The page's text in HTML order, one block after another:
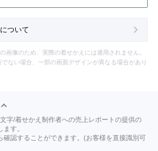
ついて
画像のため、実際の着せかえには適用されません。
ない場合、一部の画面デザインが異なる場合があり
字/着せかえ制作者への売上レポートの提供の
す。
確認することができます。(お客様を直接識別可